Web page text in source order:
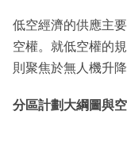
低空經濟的供應主
空權。就低空權的
則聚焦於無人機升
分區計劃大綱圖與